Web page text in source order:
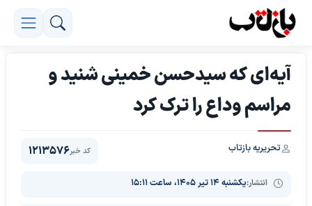
آیه‌ای که سیدحسن خمینی شنید و
مراسم وداع را ترک کرد
تحریریه بازتاب
انتشار:یکشنبه ۱۴ تیر ۱۴۰۵، ساعت ۱۵:۱۱
کد خبر1213576